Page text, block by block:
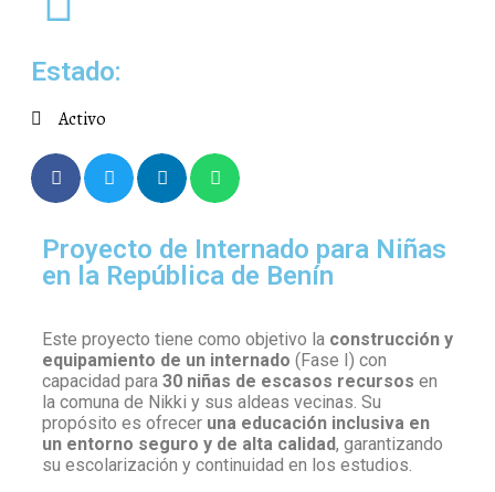
Estado:
Activo
Proyecto de Internado para Niñas
en la República de Benín
Este proyecto tiene como objetivo la construcción y
equipamiento de un internado (Fase I) con
capacidad para 30 niñas de escasos recursos en
la comuna de Nikki y sus aldeas vecinas. Su
propósito es ofrecer una educación inclusiva en
un entorno seguro y de alta calidad, garantizando
su escolarización y continuidad en los estudios.